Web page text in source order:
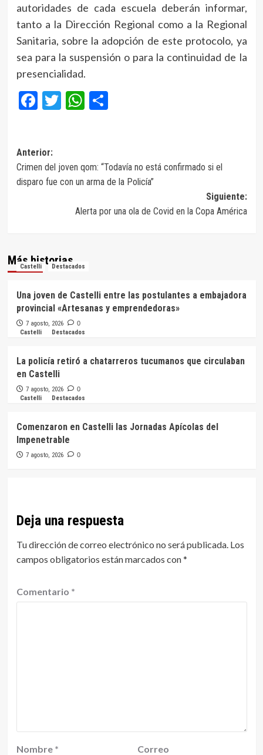
autoridades de cada escuela deberán informar,
tanto a la Dirección Regional como a la Regional
Sanitaria, sobre la adopción de este protocolo, ya
sea para la suspensión o para la continuidad de la
presencialidad.
Facebook
Twitter
WhatsApp
Compartir
Navegación
de
entradas
Anterior:
Crimen del joven qom: “Todavía no está confirmado si el
disparo fue con un arma de la Policía”
Siguiente:
Alerta por una ola de Covid en la Copa América
Más historias
Castelli Destacados
Una joven de Castelli entre las postulantes a embajadora
provincial «Artesanas y emprendedoras»
7 agosto, 2026 0
Castelli Destacados
La policía retiró a chatarreros tucumanos que circulaban
en Castelli
7 agosto, 2026 0
Castelli Destacados
Comenzaron en Castelli las Jornadas Apícolas del
Impenetrable
7 agosto, 2026 0
Deja una respuesta
Tu dirección de correo electrónico no será publicada. Los
campos obligatorios están marcados con*
Comentario *
Nombre * Correo